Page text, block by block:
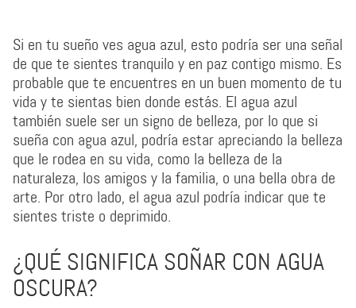
Si en tu sueño ves agua azul, esto podría ser una señal
de que te sientes tranquilo y en paz contigo mismo. Es
probable que te encuentres en un buen momento de tu
vida y te sientas bien donde estás. El agua azul
también suele ser un signo de belleza, por lo que si
sueña con agua azul, podría estar apreciando la belleza
que le rodea en su vida, como la belleza de la
naturaleza, los amigos y la familia, o una bella obra de
arte. Por otro lado, el agua azul podría indicar que te
sientes triste o deprimido.
¿QUÉ SIGNIFICA SOÑAR CON AGUA
OSCURA?